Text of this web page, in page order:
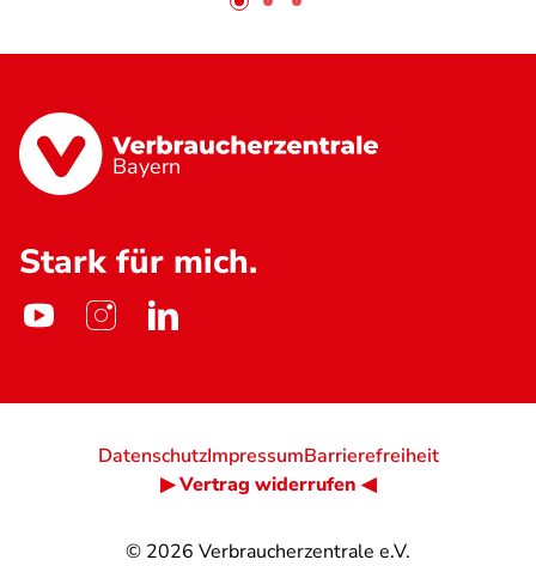
Bayern
Stark für mich.
© 2026 Verbraucherzentrale e.V.
DatenschutzImpressumBarrierefreiheit
▶ Vertrag widerrufen ◀